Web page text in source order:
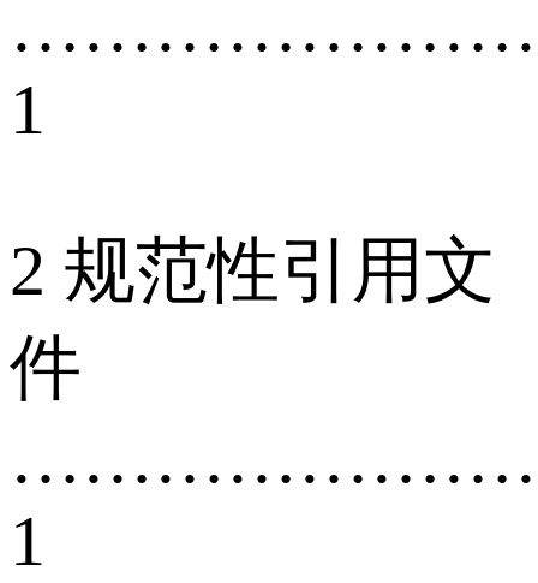
1
2 规范性引用文
件
1